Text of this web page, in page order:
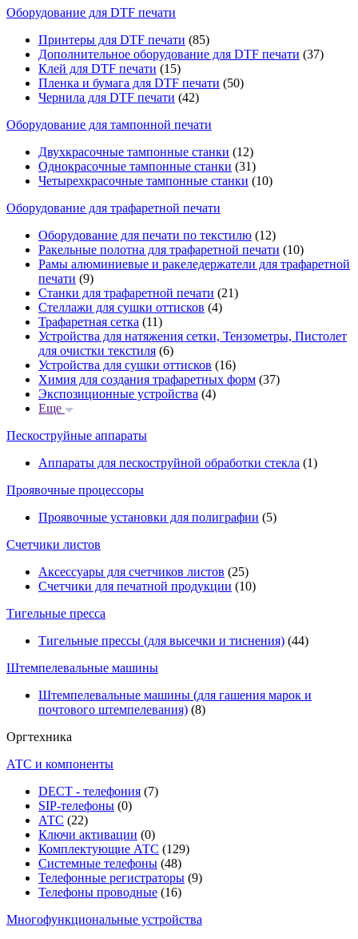
Оборудование для DTF печати
Принтеры для DTF печати (85)
Дополнительное оборудование для DTF печати (37)
Клей для DTF печати (15)
Пленка и бумага для DTF печати (50)
Чернила для DTF печати (42)
Оборудование для тампонной печати
Двухкрасочные тампонные станки (12)
Однокрасочные тампонные станки (31)
Четырехкрасочные тампонные станки (10)
Оборудование для трафаретной печати
Оборудование для печати по текстилю (12)
Ракельные полотна для трафаретной печати (10)
Рамы алюминиевые и ракеледержатели для трафаретной
печати (9)
Станки для трафаретной печати (21)
Стеллажи для сушки оттисков (4)
Трафаретная сетка (11)
Устройства для натяжения сетки, Тензометры, Пистолет
для очистки текстиля (6)
Устройства для сушки оттисков (16)
Химия для создания трафаретных форм (37)
Экспозиционные устройства (4)
Еще
Пескоструйные аппараты
Аппараты для пескоструйной обработки стекла (1)
Проявочные процессоры
Проявочные установки для полиграфии (5)
Счетчики листов
Аксессуары для счетчиков листов (25)
Счетчики для печатной продукции (10)
Тигельные пресса
Тигельные прессы (для высечки и тиснения) (44)
Штемпелевальные машины
Штемпелевальные машины (для гашения марок и
почтового штемпелевания) (8)
Оргтехника
АТС и компоненты
DECT - телефония (7)
SIP-телефоны (0)
АТС (22)
Ключи активации (0)
Комплектующие АТС (129)
Системные телефоны (48)
Телефонные регистраторы (9)
Телефоны проводные (16)
Многофункциональные устройства